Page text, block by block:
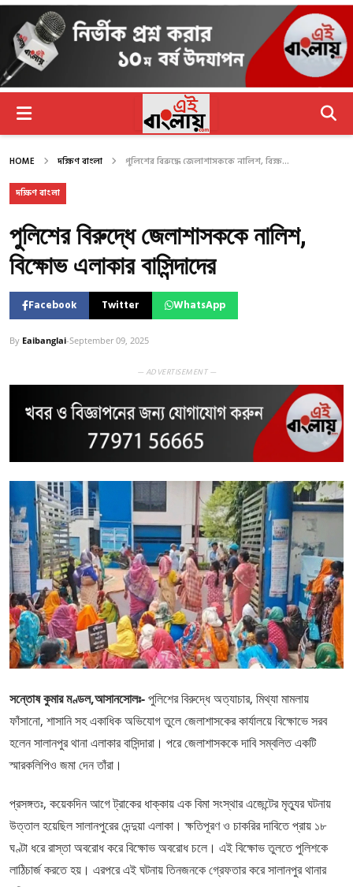
HOME দক্ষিণ বাংলা পুলিশের বিরুদ্ধে জেলাশাসককে নালিশ, বিক্ষ...
দক্ষিণ বাংলা
পুলিশের বিরুদ্ধে জেলাশাসককে নালিশ,
বিক্ষোভ এলাকার বাসিন্দাদের
Facebook Twitter WhatsApp
By Eaibanglai-September 09, 2025
— ADVERTISEMENT —
সন্তোষ কুমার মণ্ডল,আসানসোলঃ-পুলিশের বিরুদ্ধে অত্যাচার, মিথ্যা মামলায়
ফাঁসানো, শাসানি সহ একাধিক অভিযোগ তুলে জেলাশাসকের কার্যালয়ে বিক্ষোভে সরব
হলেন সালানপুর থানা এলাকার বাসিন্দারা। পরে জেলাশাসককে দাবি সম্বলিত একটি
স্মারকলিপিও জমা দেন তাঁরা।
প্রসঙ্গতঃ, কয়েকদিন আগে ট্রাকের ধাক্কায় এক বিমা সংস্থার এজেন্টের মৃত্যুর ঘটনায়
উত্তাল হয়েছিল সালানপুরের দেন্দুয়া এলাকা। ক্ষতিপূরণ ও চাকরির দাবিতে প্রায় ১৮
ঘণ্টা ধরে রাস্তা অবরোধ করে বিক্ষোভ অবরোধ চলে। এই বিক্ষোভ তুলতে পুলিশকে
লাঠিচার্জ করতে হয়। এরপরে এই ঘটনায় তিনজনকে গ্রেফতার করে সালানপুর থানার